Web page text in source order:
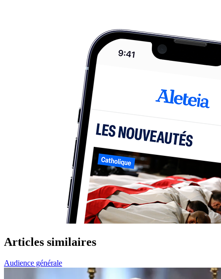
Articles similaires
Audience générale